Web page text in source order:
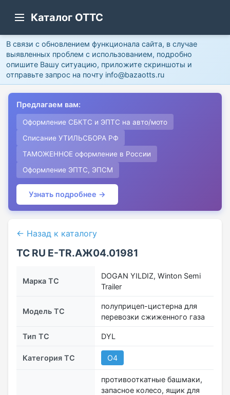
Каталог ОТТС
В связи с обновлением функционала сайта, в случае
выявленных проблем с использованием, подробно
опишите Вашу ситуацию, приложите скриншоты и
отправьте запрос на почту info@bazaotts.ru
Предлагаем вам:
Оформление СБКТС и ЭПТС на авто/мото
Списание УТИЛЬСБОРА РФ
ТАМОЖЕННОЕ оформление в России
Оформление ЭПТС, ЭПСМ
Узнать подробнее →
← Назад к каталогу
ТС RU Е-TR.АЖ04.01981
Марка ТС
DOGAN YILDIZ, Winton Semi
Trailer
Модель ТС
полуприцеп-цистерна для
перевозки сжиженного газа
Тип ТС DYL
Категория ТС O4
противооткатные башмаки,
запасное колесо, ящик для